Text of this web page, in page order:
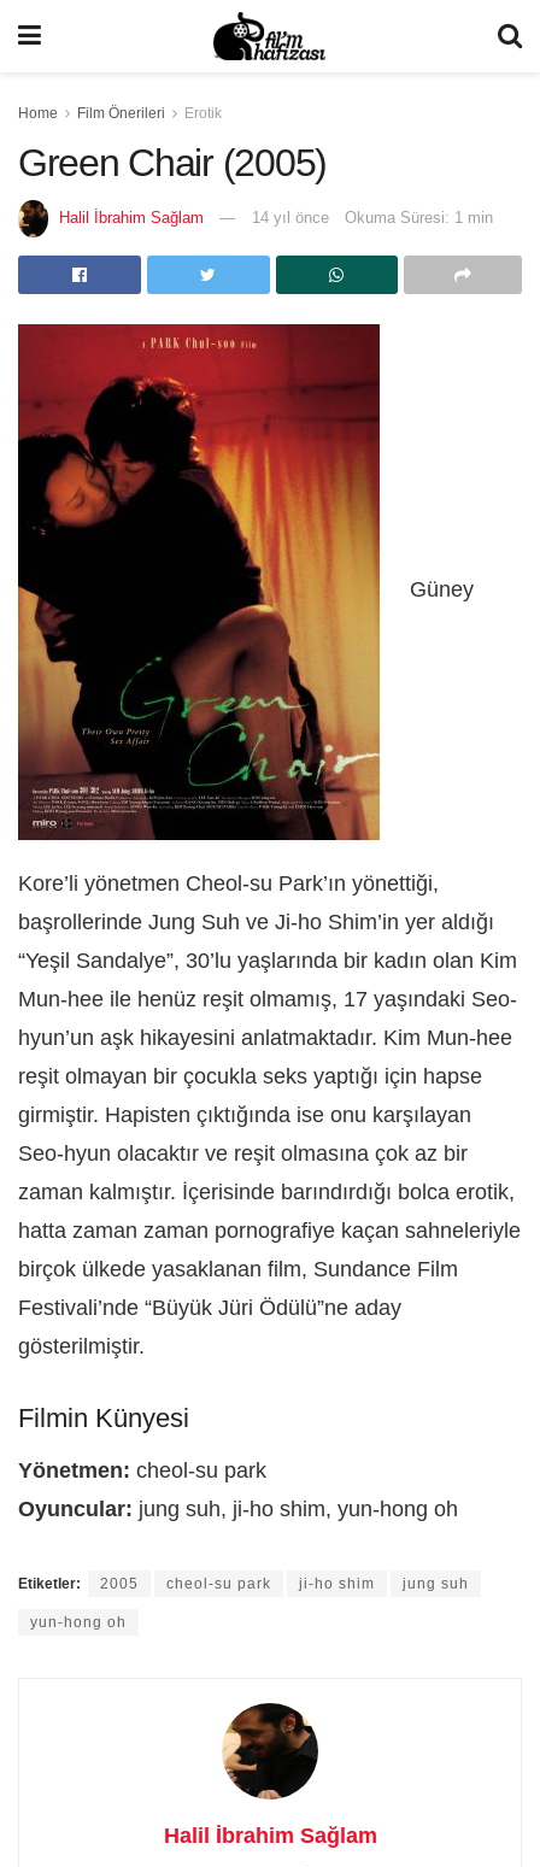
Home Film Önerileri Erotik
Green Chair (2005)
Halil İbrahim Sağlam 14 yıl önce Okuma Süresi: 1 min
Güney
Kore’li yönetmen Cheol-su Park’ın yönettiği,
başrollerinde Jung Suh ve Ji-ho Shim’in yer aldığı
“Yeşil Sandalye”, 30’lu yaşlarında bir kadın olan Kim
Mun-hee ile henüz reşit olmamış, 17 yaşındaki Seo-
hyun’un aşk hikayesini anlatmaktadır. Kim Mun-hee
reşit olmayan bir çocukla seks yaptığı için hapse
girmiştir. Hapisten çıktığında ise onu karşılayan
Seo-hyun olacaktır ve reşit olmasına çok az bir
zaman kalmıştır. İçerisinde barındırdığı bolca erotik,
hatta zaman zaman pornografiye kaçan sahneleriyle
birçok ülkede yasaklanan film, Sundance Film
Festivali’nde “Büyük Jüri Ödülü”ne aday
gösterilmiştir.
Filmin Künyesi
Yönetmen: cheol-su park
Oyuncular: jung suh, ji-ho shim, yun-hong oh
Etiketler: 2005 cheol-su park ji-ho shim jung suh
yun-hong oh
Halil İbrahim Sağlam